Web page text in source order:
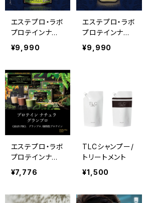
エステプロ・ラボ
プロテインナチ
ュラ グランプロ
（抹茶）810g
¥9,990
エステプロ・ラボ
プロテインナチ
ュラ グランプロ
（オーツ黒ごまき
¥9,990
エステプロ・ラボ
プロテインナチ
ュラ グランプロ
¥7,776
TLCシャンプー/
トリートメント
¥1,500